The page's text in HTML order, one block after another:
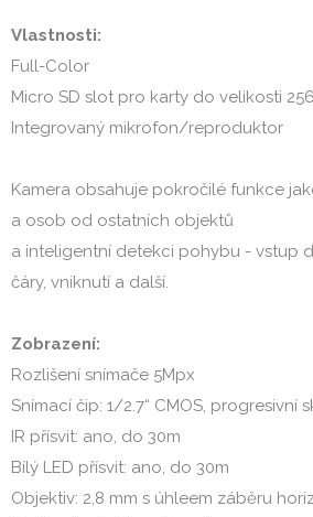
Vlastnosti:
Full-Color
Micro SD slot pro karty do velikosti
Integrovaný mikrofon/reproduktor
Kamera obsahuje pokročilé funkce
a osob od ostatních objektů
a inteligentní detekci pohybu - vstup
čáry, vniknutí a další.
Zobrazení:
Rozlišení snímače 5Mpx
Snímací čip: 1/2.7“ CMOS, progresivní
IR přísvit: ano, do 30m
Bílý LED přísvit: ano, do 30m
Objektiv: 2,8 mm s úhleem záběru